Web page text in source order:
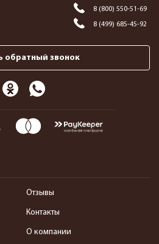
8 (800) 550-51-69
8 (499) 685-45-92
обратный звонок
Отзывы
Контакты
О компании